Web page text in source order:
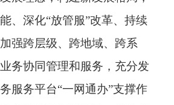
、深化“放管服”改革、持续
强跨层级、跨地域、跨系
务协同管理和服务，充分发
服务平台“一网通办”支撑作